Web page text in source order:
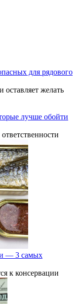
для рядового
желать
лучше обойти
— 3 самых
к консервации